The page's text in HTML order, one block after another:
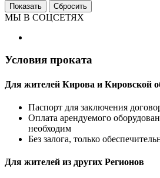
МЫ В СОЦСЕТЯХ
Условия проката
Для жителей Кирова и Кировской
Паспорт для заключения
Оплата арендуемого
необходим
Без залога, только
Для жителей из других Регионов